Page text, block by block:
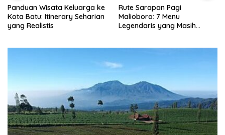
Panduan Wisata Keluarga ke
Kota Batu: Itinerary Seharian
yang Realistis
Rute Sarapan Pagi
Malioboro: 7 Menu
Legendaris yang Masih